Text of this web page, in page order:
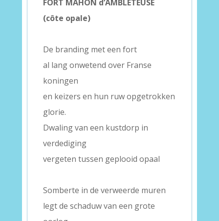
FORT MAHON d’AMBLETEUSE
(côte opale)
De branding met een fort
al lang onwetend over Franse
koningen
en keizers en hun ruw opgetrokken
glorie.
Dwaling van een kustdorp in
verdediging
vergeten tussen geplooid opaal
Somberte in de verweerde muren
legt de schaduw van een grote